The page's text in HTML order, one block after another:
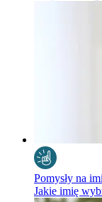
Pomysły na
Jakie imię